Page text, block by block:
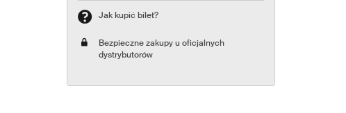
Jak kupić bilet?
Bezpieczne zakupy u oficjalnych
dystrybutorów